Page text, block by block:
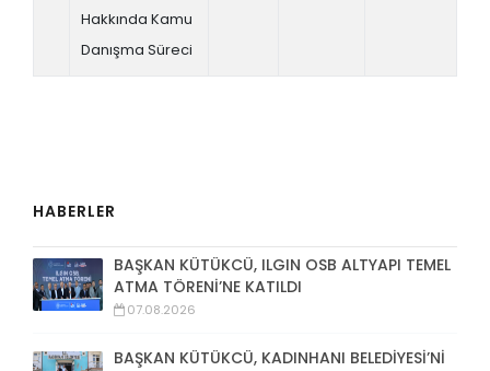
Hakkında Kamu
Danışma Süreci
HABERLER
BAŞKAN KÜTÜKCÜ, ILGIN OSB ALTYAPI TEMEL
ATMA TÖRENİ’NE KATILDI
07.08.2026
BAŞKAN KÜTÜKCÜ, KADINHANI BELEDİYESİ’Nİ